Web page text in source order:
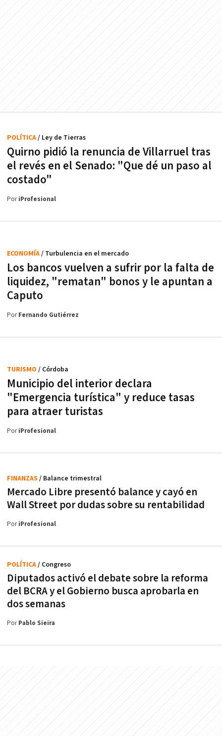
Quirno pidió la renuncia de Villarruel tras
el revés en el Senado: "Que dé un paso al
costado"
POLÍTICA/ Ley de Tierras
PoriProfesional
Los bancos vuelven a sufrir por la falta de
liquidez, "rematan" bonos y le apuntan a
Caputo
ECONOMÍA/ Turbulencia en el mercado
PorFernando Gutiérrez
Municipio del interior declara
"Emergencia turística" y reduce tasas
para atraer turistas
TURISMO / Córdoba
PoriProfesional
Mercado Libre presentó balance y cayó en
Wall Street por dudas sobre su rentabilidad
FINANZAS / Balance trimestral
PoriProfesional
Diputados activó el debate sobre la reforma
del BCRA y el Gobierno busca aprobarla en
dos semanas
POLÍTICA/ Congreso
PorPablo Sieira